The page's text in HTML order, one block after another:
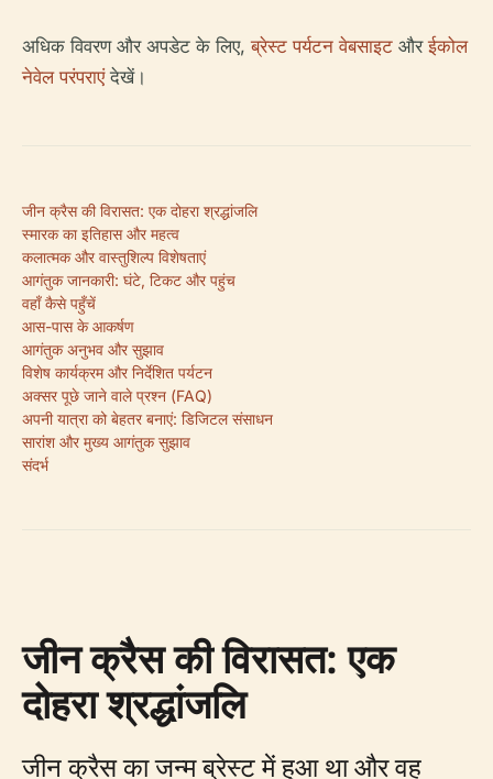
अधिक विवरण और अपडेट के लिए,ब्रेस्ट पर्यटन वेबसाइट औरईकोल
नेवेल परंपराएंदेखें।
जीन क्रैस की विरासत: एक दोहरा श्रद्धांजलि
स्मारक का इतिहास और महत्व
कलात्मक और वास्तुशिल्प विशेषताएं
आगंतुक जानकारी: घंटे, टिकट और पहुंच
वहाँ कैसे पहुँचें
आस-पास के आकर्षण
आगंतुक अनुभव और सुझाव
विशेष कार्यक्रम और निर्देशित पर्यटन
अक्सर पूछे जाने वाले प्रश्न (FAQ)
अपनी यात्रा को बेहतर बनाएं: डिजिटल संसाधन
सारांश और मुख्य आगंतुक सुझाव
संदर्भ
जीन क्रैस की विरासत: एक
दोहरा श्रद्धांजलि
जीन क्रैस का जन्म ब्रेस्ट में हुआ था और वह